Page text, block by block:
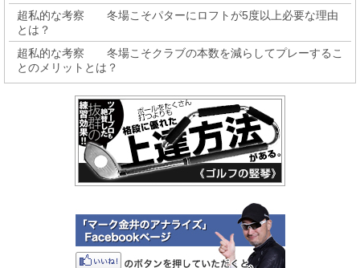
超私的な考察 冬場こそパターにロフトが5度以上必要な理由
とは？
超私的な考察 冬場こそクラブの本数を減らしてプレーするこ
とのメリットとは？